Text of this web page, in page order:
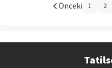
Önceki 1 2